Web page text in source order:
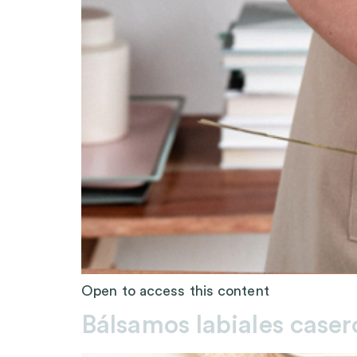
Open to access this content
Bálsamos labiales